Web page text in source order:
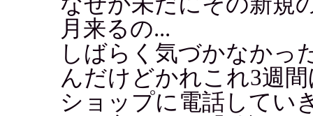
月来るの...
しばらく気づかなかっ
んだけどかれこれ3週
ショップに電話してい